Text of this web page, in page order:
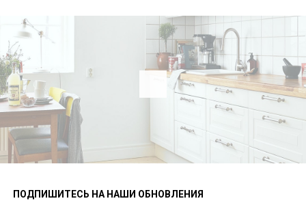
ПОДПИШИТЕСЬ НА НАШИ ОБНОВЛЕНИЯ